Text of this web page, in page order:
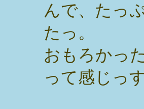
んで、たっ
たっ。
おもろかっ
って感じっ